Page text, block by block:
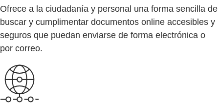
Ofrece a la ciudadanía y personal una forma sencilla de
buscar y cumplimentar documentos online accesibles y
seguros que puedan enviarse de forma electrónica o
por correo.